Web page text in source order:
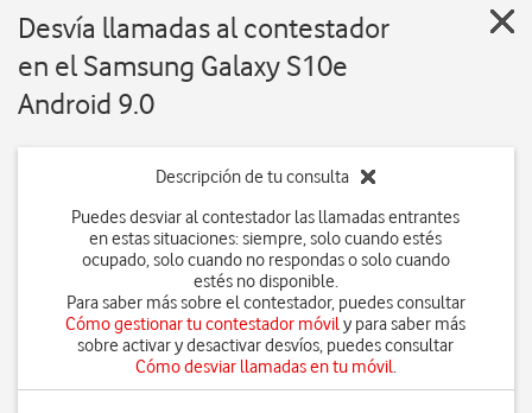
Desvía llamadas al contestador
en el Samsung Galaxy S10e
Android 9.0
Descripción de tu consulta
Puedes desviar al contestador las llamadas entrantes
en estas situaciones: siempre, solo cuando estés
ocupado, solo cuando no respondas o solo cuando
estés no disponible.
Para saber más sobre el contestador, puedes consultar
Cómo gestionar tu contestador móvily para saber más
sobre activar y desactivar desvíos, puedes consultar
Cómo desviar llamadas en tu móvil.